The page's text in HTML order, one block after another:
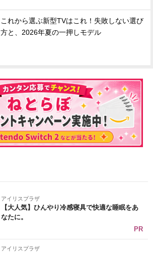
これから選ぶ新型TVはこれ！失敗しない選び
方と、2026年夏の一押しモデル
アイリスプラザ
【大人気】ひんやり冷感寝具で快適な睡眠をあ
なたに。
PR
アイリスプラザ